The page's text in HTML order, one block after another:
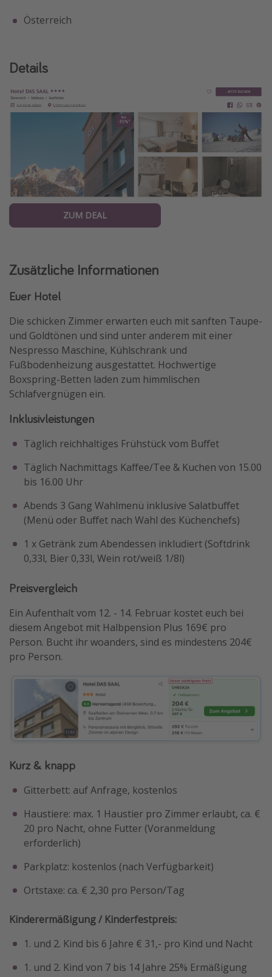
Österreich
Details
ZUM DEAL
Zusätzliche Informationen
Euer Hotel
Die schicken Zimmer erwarten euch mit sanften Taupe-
und Goldtönen und sind unter anderem mit einer
Nespresso Maschine, Kühlschrank und
Fußbodenheizung ausgestattet. Hochwertige
Boxspring-Betten laden zum himmlischen
Schlafvergnügen ein.
Inklusivleistungen
Täglich reichhaltiges Frühstück vom Buffet
Täglich Nachmittags Kaffee/Tee & Kuchen von 15.00
bis 16.00 Uhr
Abends 3 Gang Wahlmenü inklusive Salatbuffet
(Menü oder Buffet nach Wahl des Küchenchefs)
1 x Getränk zum Abendessen inkludiert (Softdrink
0,33l, Bier 0,33l, Wein rot/weiß 1/8l)
Preisvergleich
Ein Aufenthalt vom 12. - 14. Februar kostet euch bei
diesem Angebot mit Halbpension Plus 169€ pro
Person. Bucht ihr woanders, sind es mindestens 204€
pro Person.
Kurz & knapp
Gitterbett: auf Anfrage, kostenlos
Haustiere: max. 1 Haustier pro Zimmer erlaubt, ca. €
20 pro Nacht, ohne Futter (Voranmeldung
erforderlich)
Parkplatz: kostenlos (nach Verfügbarkeit)
Ortstaxe: ca. € 2,30 pro Person/Tag
Kinderermäßigung / Kinderfestpreis:
1. und 2. Kind bis 6 Jahre € 31,- pro Kind und Nacht
1. und 2. Kind von 7 bis 14 Jahre 25% Ermäßigung